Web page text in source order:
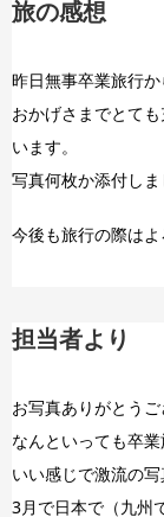
昨日無事卒業旅行か
おかげさまでとて
います。
写真何枚か添付しま
今後も旅行の際はよ
担当者より
お写真ありがとう
なんといっても卒
いい感じで激流の
3月で日本で（九州